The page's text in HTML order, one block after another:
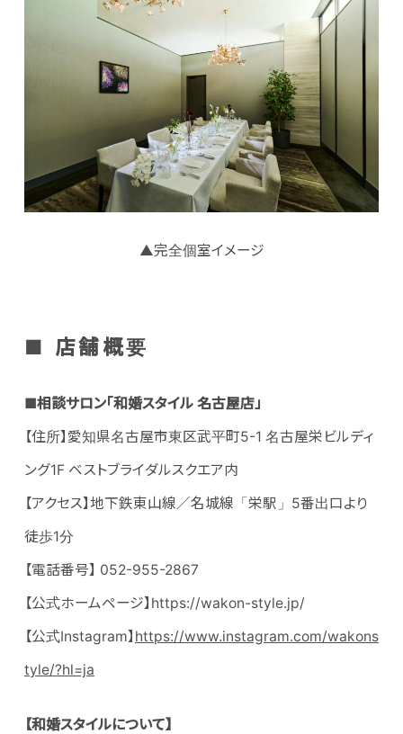
▲完全個室イメージ
■ 店舗概要
■相談サロン「和婚スタイル 名古屋店」
【住所】愛知県名古屋市東区武平町5-1 名古屋栄ビルディ
ング1F ベストブライダルスクエア内
【アクセス】地下鉄東山線／名城線「栄駅」5番出口より
徒歩1分
【電話番号】 052-955-2867
【公式ホームページ】https://wakon-style.jp/
【公式Instagram】 https://www.instagram.com/wakons
tyle/?hl=ja
【和婚スタイルについて】